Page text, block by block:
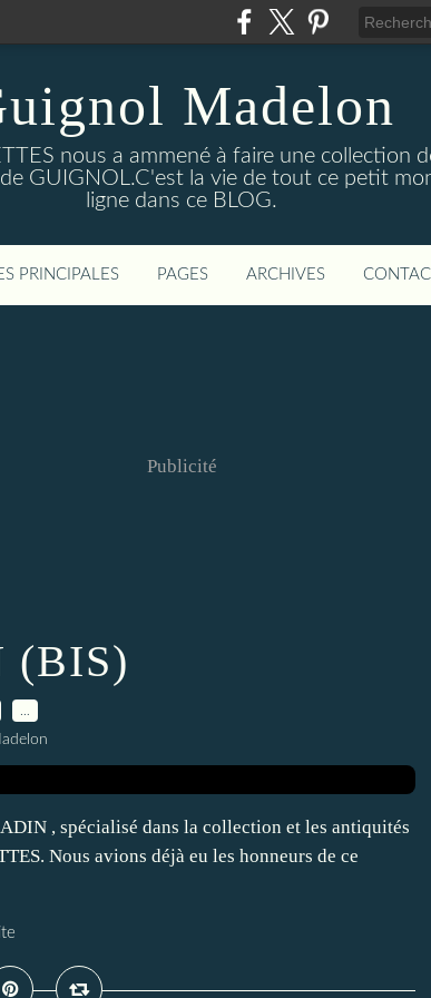
Madelon
nous a ammené à faire une collection
GUIGNOL.C'est la vie de tout ce petit
ligne dans ce BLOG.
PRINCIPALES PAGES ARCHIVES
Publicité
(BIS)
, spécialisé dans la collection et les antiquités
Nous avions déjà eu les honneurs de ce